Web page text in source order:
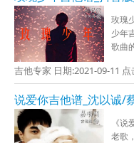
玫瑰
少年
歌曲
吉他专家 日期:2021-09-11 点
说爱你吉他谱_沈以诚/
《
老歌